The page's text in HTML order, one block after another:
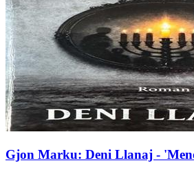
Gjon Marku: Deni Llanaj -